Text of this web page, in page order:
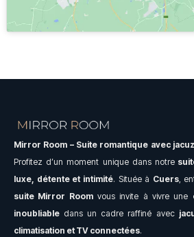
Mirror Room – Suite romantique avec
Profitez d’un moment unique dans notre
luxe, détente et intimité. Située à Cuers,
suite Mirror Roomvous invite à vivre une
inoubliable dans un cadre raffiné avec
climatisation et TV connectées.